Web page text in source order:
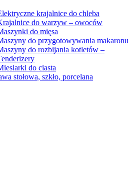
krajalnice do chleba
do warzyw – owoców
do mięsa
do przygotowywania makaronu
do rozbijania kotletów –
do ciasta